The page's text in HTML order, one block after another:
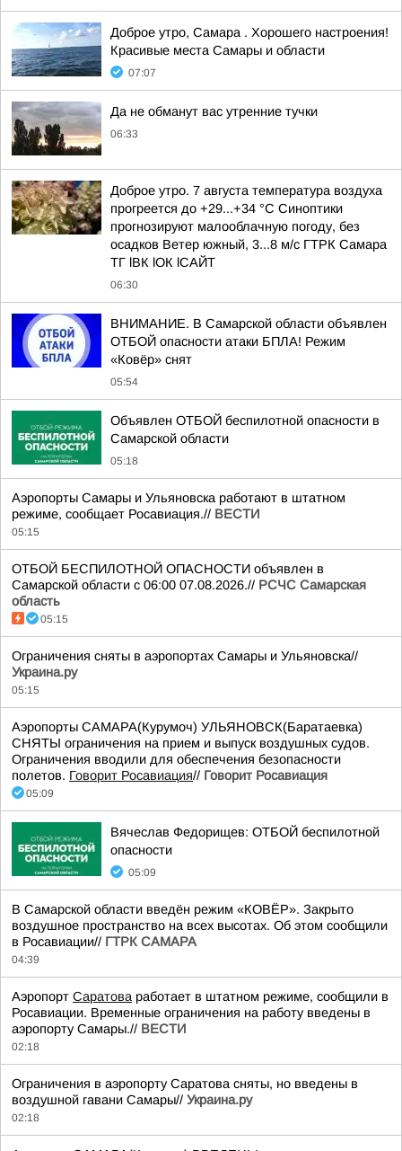
Доброе утро, Самара . Хорошего настроения!
Красивые места Самары и области
07:07
Да не обманут вас утренние тучки
06:33
Доброе утро. 7 августа температура воздуха
прогреется до +29...+34 °C Синоптики
прогнозируют малооблачную погоду, без
осадков Ветер южный, 3...8 м/с ГТРК Самара
ТГ lВК lОК lСАЙТ
06:30
ВНИМАНИЕ. В Самарской области объявлен
ОТБОЙ опасности атаки БПЛА! Режим
«Ковёр» снят
05:54
Объявлен ОТБОЙ беспилотной опасности в
Самарской области
05:18
Аэропорты Самары и Ульяновска работают в штатном
режиме, сообщает Росавиация.// ВЕСТИ
05:15
ОТБОЙ БЕСПИЛОТНОЙ ОПАСНОСТИ объявлен в
Самарской области с 06:00 07.08.2026.// РСЧС Самарская
область
05:15
Ограничения сняты в аэропортах Самары и Ульяновска//
Украина.ру
05:15
Аэропорты САМАРА(Курумоч) УЛЬЯНОВСК(Баратаевка)
СНЯТЫ ограничения на прием и выпуск воздушных судов.
Ограничения вводили для обеспечения безопасности
полетов. Говорит Росавиация// Говорит Росавиация
05:09
Вячеслав Федорищев: ОТБОЙ беспилотной
опасности
05:09
В Самарской области введён режим «КОВЁР». Закрыто
воздушное пространство на всех высотах. Об этом сообщили
в Росавиации// ГТРК САМАРА
04:39
Аэропорт Саратова работает в штатном режиме, сообщили в
Росавиации. Временные ограничения на работу введены в
аэропорту Самары.// ВЕСТИ
02:18
Ограничения в аэропорту Саратова сняты, но введены в
воздушной гавани Самары// Украина.ру
02:18